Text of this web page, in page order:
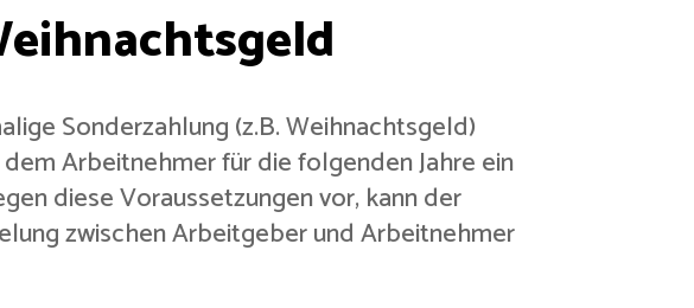
Sonderzahlung (z.B. Weihnachtsgeld)
Arbeitnehmer für die folgenden Jahre ein
diese Voraussetzungen vor, kann der
zwischen Arbeitgeber und Arbeitnehmer